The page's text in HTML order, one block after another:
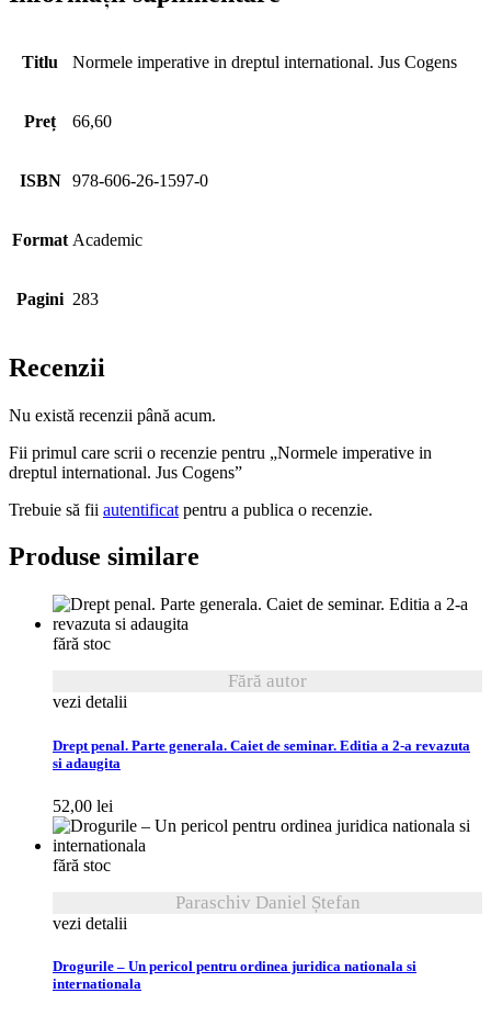
Titlu Normele imperative in dreptul international. Jus Cogens
Preț 66,60
ISBN 978-606-26-1597-0
Format Academic
Pagini 283
Recenzii
Nu există recenzii până acum.
Fii primul care scrii o recenzie pentru „Normele imperative in
dreptul international. Jus Cogens”
Trebuie să fii autentificat pentru a publica o recenzie.
Produse similare
fără stoc
Fără autor
vezi detalii
Drept penal. Parte generala. Caiet de seminar. Editia a 2-a revazuta
si adaugita
52,00 lei
fără stoc
Paraschiv Daniel Ștefan
vezi detalii
Drogurile – Un pericol pentru ordinea juridica nationala si
internationala